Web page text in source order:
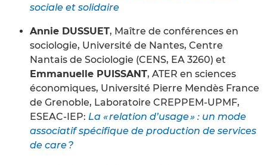
sociale et solidaire
Annie DUSSUET, Maître de conférences en
sociologie, Université de Nantes, Centre
Nantais de Sociologie (CENS, EA 3260) et
Emmanuelle PUISSANT, ATER en sciences
économiques, Université Pierre Mendès France
de Grenoble, Laboratoire CREPPEM-UPMF,
ESEAC-IEP: La « relation d’usage » : un mode
associatif spécifique de production de services
de care ?